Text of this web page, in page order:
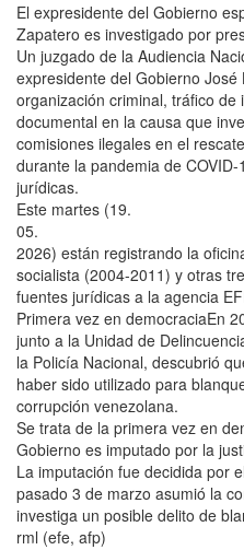
El expresidente del Gobierno
Zapatero es investigado por
Un juzgado de la Audiencia
expresidente del Gobierno
organización criminal, tráfico de
documental en la causa que
comisiones ilegales en el
durante la pandemia de
jurídicas.
Este martes (19.
05.
2026) están registrando la
socialista (2004-2011) y otras
fuentes jurídicas a la agencia
Primera vez en democraciaEn
junto a la Unidad de
la Policía Nacional, descubrió
haber sido utilizado para
corrupción venezolana.
Se trata de la primera vez en
Gobierno es imputado por la
La imputación fue decidida por
pasado 3 de marzo asumió la
investiga un posible delito de
rml (efe, afp)